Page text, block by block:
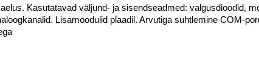
Kasutatavad väljund- ja sisendseadmed: valgusdioodid,
Lisamoodulid plaadil. Arvutiga suhtlemine COM-